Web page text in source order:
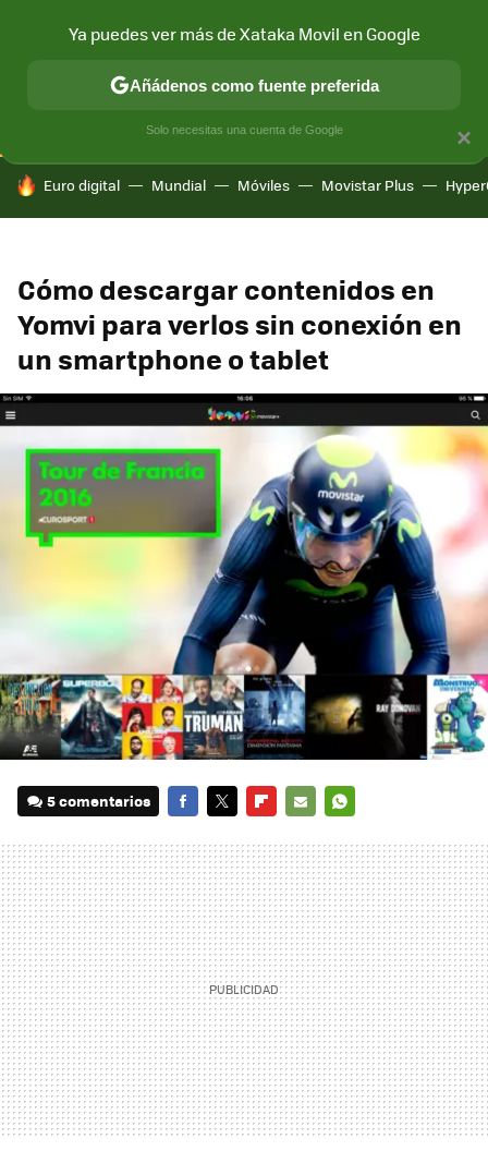
CONECTIVIDAD MÓVIL Y SOCIEDAD APLICACIONES
HOY SE HABLA DE
Euro digital Mundial Móviles Movistar Plus
Cómo descargar contenidos en
Yomvi para verlos sin conexión en
un smartphone o tablet
5 comentarios
MAIL
×
Ya puedes ver más de Xataka Movil en Google
Añádenos como fuente preferida
Solo necesitas una cuenta de Google